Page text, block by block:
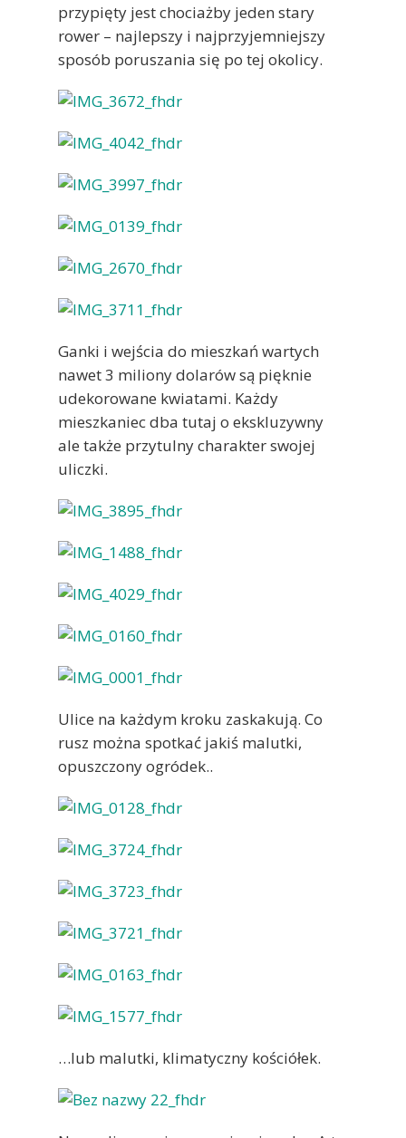
przypięty jest chociażby jeden stary
rower – najlepszy i najprzyjemniejszy
sposób poruszania się po tej okolicy.
Ganki i wejścia do mieszkań wartych
nawet 3 miliony dolarów są pięknie
udekorowane kwiatami. Każdy
mieszkaniec dba tutaj o ekskluzywny
ale także przytulny charakter swojej
uliczki.
Ulice na każdym kroku zaskakują. Co
rusz można spotkać jakiś malutki,
opuszczony ogródek..
…lub malutki, klimatyczny kościółek.